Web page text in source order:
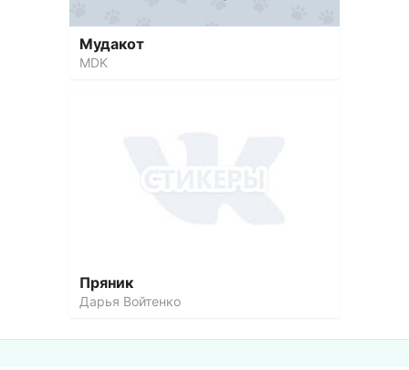
Мудакот
MDK
Пряник
Дарья Войтенко